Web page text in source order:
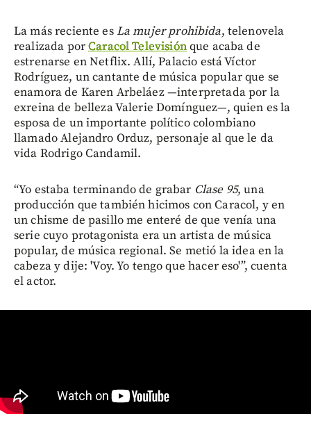
La más reciente esLa mujer prohibida, telenovela
realizada porCaracol Televisiónque acaba de
estrenarse en Netflix. Allí, Palacio está Víctor
Rodríguez, un cantante de música popular que se
enamora de Karen Arbeláez —interpretada por la
exreina de belleza Valerie Domínguez—, quien es la
esposa de un importante político colombiano
llamado Alejandro Orduz, personaje al que le da
vida Rodrigo Candamil.
“Yo estaba terminando de grabar Clase 95, una
producción que también hicimos con Caracol, y en
un chisme de pasillo me enteré de que venía una
serie cuyo protagonista era un artista de música
popular, de música regional. Se metió la idea en la
cabeza y dije: 'Voy. Yo tengo que hacer eso'”, cuenta
el actor.